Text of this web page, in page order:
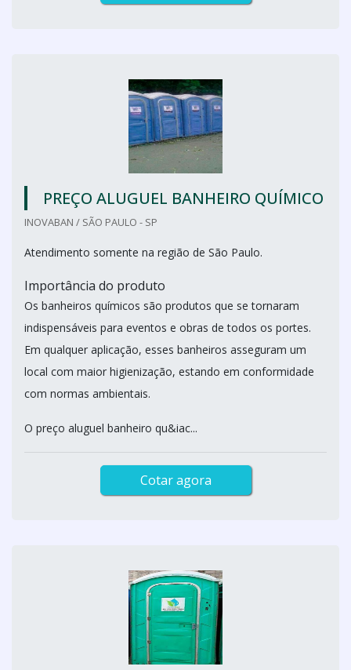
PREÇO ALUGUEL BANHEIRO QUÍMICO
INOVABAN / SÃO PAULO - SP
Atendimento somente na região de São Paulo.
Importância do produto
Os banheiros químicos são produtos que se tornaram
indispensáveis para eventos e obras de todos os portes.
Em qualquer aplicação, esses banheiros asseguram um
local com maior higienização, estando em conformidade
com normas ambientais.
O preço aluguel banheiro qu&iac...
Cotar agora